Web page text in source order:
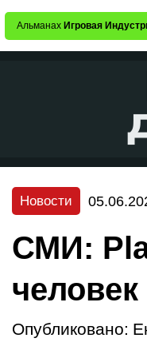
Альманах Игровая
Новости
СМИ:
человек
Опубликовано: